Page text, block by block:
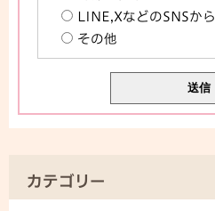
LINE,XなどのSNSから
その他
カテゴリー